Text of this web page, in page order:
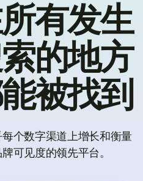
有发生
的地方
被找到
个数字渠道上增长和衡量
牌可见度的领先平台。